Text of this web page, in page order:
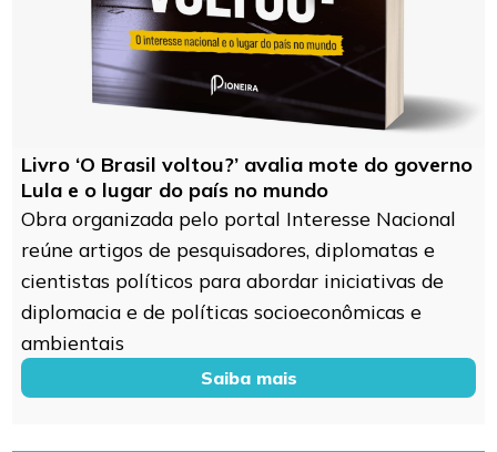
Livro ‘O Brasil voltou?’ avalia mote do governo
Lula e o lugar do país no mundo
Obra organizada pelo portal Interesse Nacional
reúne artigos de pesquisadores, diplomatas e
cientistas políticos para abordar iniciativas de
diplomacia e de políticas socioeconômicas e
ambientais
Saiba mais